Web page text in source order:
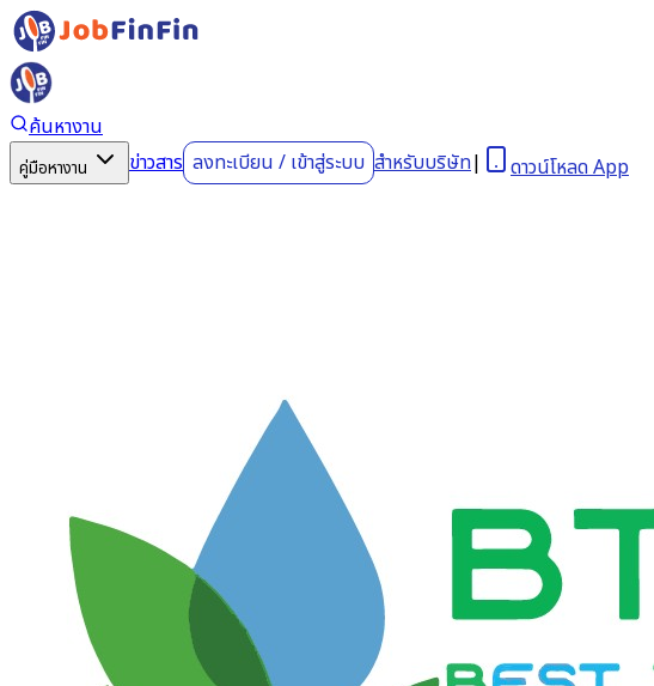
ค้นหางาน
คู่มือหางาน ข่าวสาร ลงทะเบียน / เข้าสู่ระบบ สำหรับบริษัท| ดาวน์โหลด App